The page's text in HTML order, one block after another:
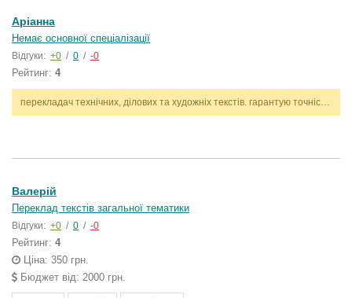
Аріанна
Немає основної спеціалізації
Відгуки: +0 / 0 / -0
Рейтинг: 4
перекладач технічних, ділових та художніх текстів. гарантую точність, стилістичну відповідність і дотримання термінів. працюю з англійською та українською мовами.
Валерій
Переклад текстів загальної тематики
Відгуки: +0 / 0 / -0
Рейтинг: 4
Ціна: 350 грн.
Бюджет від: 2000 грн.